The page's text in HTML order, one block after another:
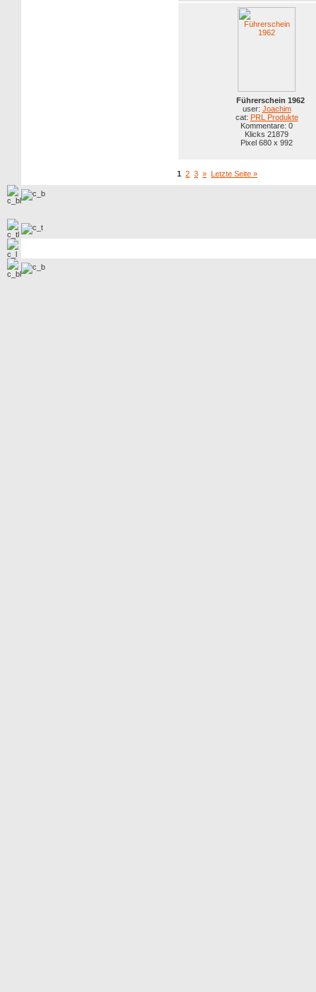
Führerschein 1962
user: Joachim
cat: PRL Produkte
Kommentare: 0
Klicks 21879
Pixel 680 x 992
1 2 3 » Letzte Seite »